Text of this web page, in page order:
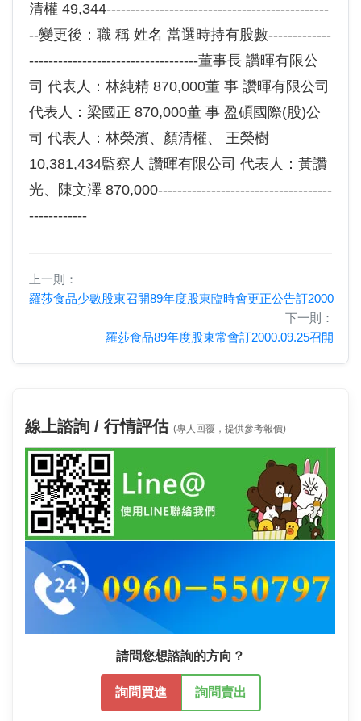
清權 49,344----------------------------------------------
--變更後：職 稱 姓名 當選時持有股數-------------
-----------------------------------董事長 讚暉有限公
司 代表人：林純精 870,000董 事 讚暉有限公司
代表人：梁國正 870,000董 事 盈碩國際(股)公
司 代表人：林榮濱、顏清權、 王榮樹
10,381,434監察人 讚暉有限公司 代表人：黃讚
光、陳文澤 870,000------------------------------------
------------
上一則：
羅莎食品少數股東召開89年度股東臨時會更正公告訂2000
下一則：
羅莎食品89年度股東常會訂2000.09.25召開
線上諮詢 / 行情評估 (專人回覆，提供參考報價)
請問您想諮詢的方向？
詢問買進 詢問賣出